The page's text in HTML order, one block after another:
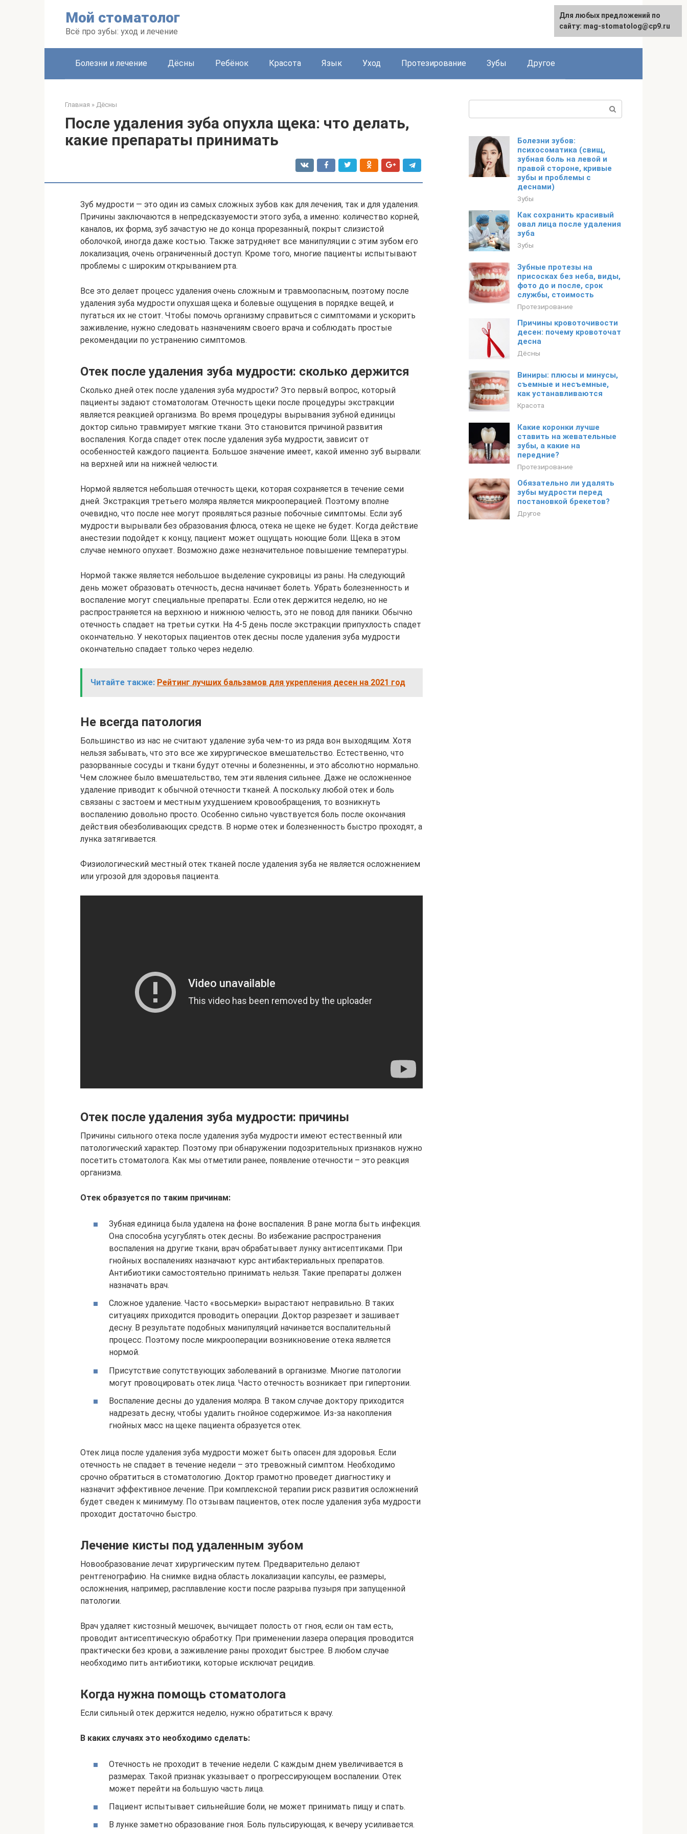
Мой стоматолог
Всё про зубы: уход и лечение
Болезни и лечение Дёсны Ребёнок Красота Язык Уход Протезирование Зубы Другое
Главная » Дёсны
После удаления зуба опухла щека: что делать,
какие препараты принимать
Зуб мудрости — это один из самых сложных зубов как для лечения, так и для удаления.
Причины заключаются в непредсказуемости этого зуба, а именно: количество корней,
каналов, их форма, зуб зачастую не до конца прорезанный, покрыт слизистой
оболочкой, иногда даже костью. Также затрудняет все манипуляции с этим зубом его
локализация, очень ограниченный доступ. Кроме того, многие пациенты испытывают
проблемы с широким открыванием рта.
Все это делает процесс удаления очень сложным и травмоопасным, поэтому после
удаления зуба мудрости опухшая щека и болевые ощущения в порядке вещей, и
пугаться их не стоит. Чтобы помочь организму справиться с симптомами и ускорить
заживление, нужно следовать назначениям своего врача и соблюдать простые
рекомендации по устранению симптомов.
Отек после удаления зуба мудрости: сколько держится
Сколько дней отек после удаления зуба мудрости? Это первый вопрос, который
пациенты задают стоматологам. Отечность щеки после процедуры экстракции
является реакцией организма. Во время процедуры вырывания зубной единицы
доктор сильно травмирует мягкие ткани. Это становится причиной развития
воспаления. Когда спадет отек после удаления зуба мудрости, зависит от
особенностей каждого пациента. Большое значение имеет, какой именно зуб вырвали:
на верхней или на нижней челюсти.
Нормой является небольшая отечность щеки, которая сохраняется в течение семи
дней. Экстракция третьего моляра является микрооперацией. Поэтому вполне
очевидно, что после нее могут проявляться разные побочные симптомы. Если зуб
мудрости вырывали без образования флюса, отека не щеке не будет. Когда действие
анестезии подойдет к концу, пациент может ощущать ноющие боли. Щека в этом
случае немного опухает. Возможно даже незначительное повышение температуры.
Нормой также является небольшое выделение сукровицы из раны. На следующий
день может образовать отечность, десна начинает болеть. Убрать болезненность и
воспаление могут специальные препараты. Если отек держится неделю, но не
распространяется на верхнюю и нижнюю челюсть, это не повод для паники. Обычно
отечность спадает на третьи сутки. На 4-5 день после экстракции припухлость спадет
окончательно. У некоторых пациентов отек десны после удаления зуба мудрости
окончательно спадает только через неделю.
Читайте также: Рейтинг лучших бальзамов для укрепления десен на 2021 год
Не всегда патология
Большинство из нас не считают удаление зуба чем-то из ряда вон выходящим. Хотя
нельзя забывать, что это все же хирургическое вмешательство. Естественно, что
разорванные сосуды и ткани будут отечны и болезненны, и это абсолютно нормально.
Чем сложнее было вмешательство, тем эти явления сильнее. Даже не осложненное
удаление приводит к обычной отечности тканей. А поскольку любой отек и боль
связаны с застоем и местным ухудшением кровообращения, то возникнуть
воспалению довольно просто. Особенно сильно чувствуется боль после окончания
действия обезболивающих средств. В норме отек и болезненность быстро проходят, а
лунка затягивается.
Физиологический местный отек тканей после удаления зуба не является осложнением
или угрозой для здоровья пациента.
Отек после удаления зуба мудрости: причины
Причины сильного отека после удаления зуба мудрости имеют естественный или
патологический характер. Поэтому при обнаружении подозрительных признаков нужно
посетить стоматолога. Как мы отметили ранее, появление отечности – это реакция
организма.
Отек образуется по таким причинам:
Зубная единица была удалена на фоне воспаления. В ране могла быть инфекция.
Она способна усугублять отек десны. Во избежание распространения
воспаления на другие ткани, врач обрабатывает лунку антисептиками. При
гнойных воспалениях назначают курс антибактериальных препаратов.
Антибиотики самостоятельно принимать нельзя. Такие препараты должен
назначать врач.
Сложное удаление. Часто «восьмерки» вырастают неправильно. В таких
ситуациях приходится проводить операции. Доктор разрезает и зашивает
десну. В результате подобных манипуляций начинается воспалительный
процесс. Поэтому после микрооперации возникновение отека является
нормой.
Присутствие сопутствующих заболеваний в организме. Многие патологии
могут провоцировать отек лица. Часто отечность возникает при гипертонии.
Воспаление десны до удаления моляра. В таком случае доктору приходится
надрезать десну, чтобы удалить гнойное содержимое. Из-за накопления
гнойных масс на щеке пациента образуется отек.
Отек лица после удаления зуба мудрости может быть опасен для здоровья. Если
отечность не спадает в течение недели – это тревожный симптом. Необходимо
срочно обратиться в стоматологию. Доктор грамотно проведет диагностику и
назначит эффективное лечение. При комплексной терапии риск развития осложнений
будет сведен к минимуму. По отзывам пациентов, отек после удаления зуба мудрости
проходит достаточно быстро.
Лечение кисты под удаленным зубом
Новообразование лечат хирургическим путем. Предварительно делают
рентгенографию. На снимке видна область локализации капсулы, ее размеры,
осложнения, например, расплавление кости после разрыва пузыря при запущенной
патологии.
Врач удаляет кистозный мешочек, вычищает полость от гноя, если он там есть,
проводит антисептическую обработку. При применении лазера операция проводится
практически без крови, а заживление раны проходит быстрее. В любом случае
необходимо пить антибиотики, которые исключат рецидив.
Когда нужна помощь стоматолога
Если сильный отек держится неделю, нужно обратиться к врачу.
В каких случаях это необходимо сделать:
Отечность не проходит в течение недели. С каждым днем увеличивается в
размерах. Такой признак указывает о прогрессирующем воспалении. Отек
может перейти на большую часть лица.
Пациент испытывает сильнейшие боли, не может принимать пищу и спать.
В лунке заметно образование гноя. Боль пульсирующая, к вечеру усиливается.
Болезни зубов:
психосоматика (свищ,
зубная боль на левой и
правой стороне, кривые
зубы и проблемы с
деснами)
Зубы
Как сохранить красивый
овал лица после удаления
зуба
Зубы
Зубные протезы на
присосках без неба, виды,
фото до и после, срок
службы, стоимость
Протезирование
Причины кровоточивости
десен: почему кровоточат
десна
Дёсны
Виниры: плюсы и минусы,
съемные и несъемные,
как устанавливаются
Красота
Какие коронки лучше
ставить на жевательные
зубы, а какие на
передние?
Протезирование
Обязательно ли удалять
зубы мудрости перед
постановкой брекетов?
Другое
Для любых предложений по
сайту: mag-stomatolog@cp9.ru